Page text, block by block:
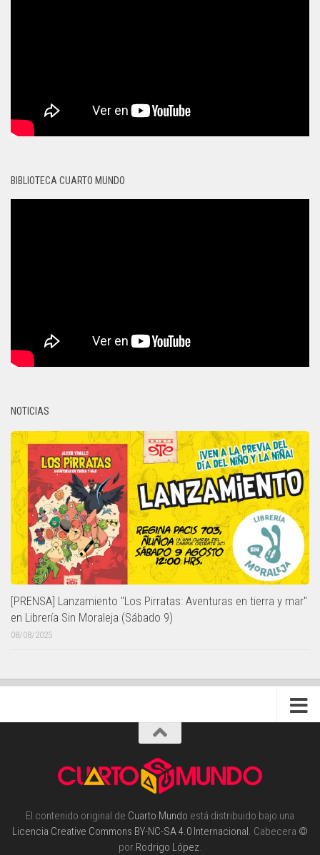
BIBLIOTECA CUARTO MUNDO
NOTICIAS
[PRENSA] Lanzamiento "Los Pirratas: Aventuras en tierra y mar"
en Librería Sin Moraleja (Sábado 9)
08/08/2025
El contenido original de Cuarto Mundo está distribuido bajo una
Licencia Creative Commons BY-NC-SA 4.0 Internacional . Cabecera ©
por Rodrigo López